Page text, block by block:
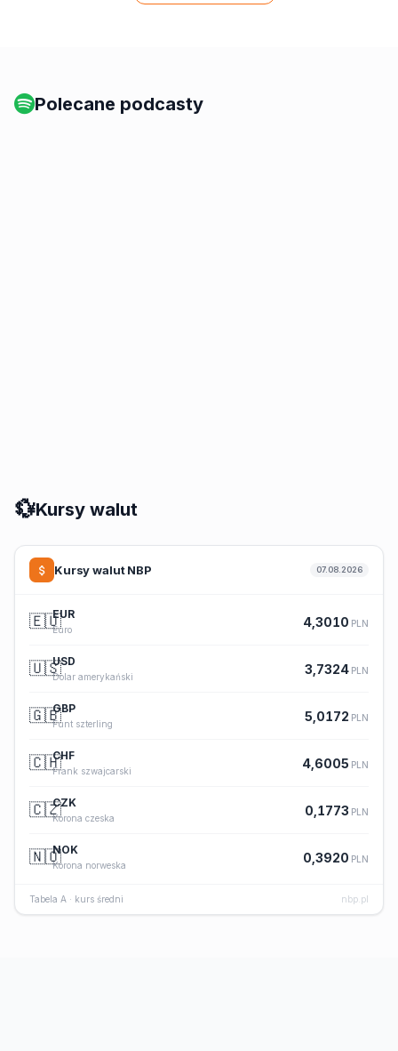
Polecane podcasty
💱Kursy walut
Kursy walut NBP 07.08.2026
🇪🇺EUR
Euro
4,3010 PLN
🇺🇸USD
Dolar amerykański
3,7324 PLN
🇬🇧GBP
Funt szterling
5,0172 PLN
🇨🇭CHF
Frank szwajcarski
4,6005 PLN
🇨🇿CZK
Korona czeska
0,1773 PLN
🇳🇴NOK
Korona norweska
0,3920 PLN
Tabela A · kurs średni nbp.pl